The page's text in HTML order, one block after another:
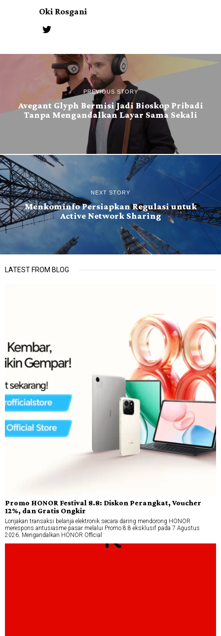
Oki Rosgani
PREVIOUS STORY
Avegant Glyph Bermisi Jadi Bioskop Pribadi
Tanpa Mengandalkan Layar Sama Sekali
NEXT STORY
Menkominfo Persiapkan Regulasi untuk
Active Network Sharing
LATEST FROM BLOG
Promo HONOR Festival 8.8: Diskon Perangkat, Voucher
12%, dan Gratis Ongkir
Lonjakan transaksi belanja elektronik secara daring mendorong HONOR
merespons antusiasme pasar melalui Promo 8.8 eksklusif pada 7 Agustus
2026. Mengandalkan HONOR Official